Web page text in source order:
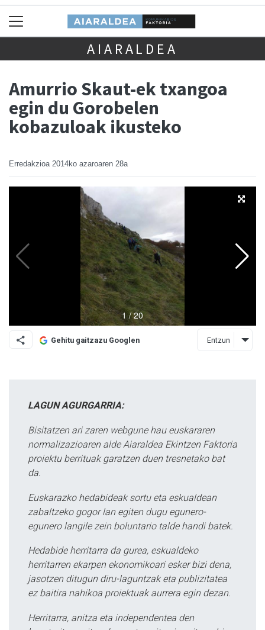
AIARALDEA
Amurrio Skaut-ek txangoa
egin du Gorobelen
kobazuloak ikusteko
Erredakzioa 2014ko azaroaren 28a
Gehitu gaitzazu Googlen Entzun
LAGUN AGURGARRIA:
Bisitatzen ari zaren webgune hau euskararen
normalizazioaren alde Aiaraldea Ekintzen Faktoria
proiektu berrituak garatzen duen tresnetako bat
da.
Euskarazko hedabideak sortu eta eskualdean
zabaltzeko gogor lan egiten dugu egunero-
egunero langile zein boluntario talde handi batek.
Hedabide herritarra da gurea, eskualdeko
herritarren ekarpen ekonomikoari esker bizi dena,
jasotzen ditugun diru-laguntzak eta publizitatea
ez baitira nahikoa proiektuak aurrera egin dezan.
Herritarra, anitza eta independentea den